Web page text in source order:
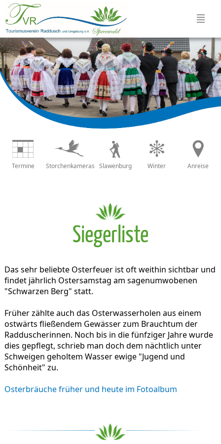
Termine Storchenkameras Slawenburg Winter Anreise
Siegerliste
Das sehr beliebte Osterfeuer ist oft weithin sichtbar und
findet jährlich Ostersamstag am sagenumwobenen
"Schwarzen Berg" statt.
Früher zählte auch das Osterwasserholen aus einem
ostwärts fließendem Gewässer zum Brauchtum der
Radduscherinnen. Noch bis in die fünfziger Jahre wurde
dies gepflegt, schrieb man doch dem nächtlich unter
Schweigen geholtem Wasser ewige "Jugend und
Schönheit" zu.
Osterbräuche früher und heute im Fotoalbum